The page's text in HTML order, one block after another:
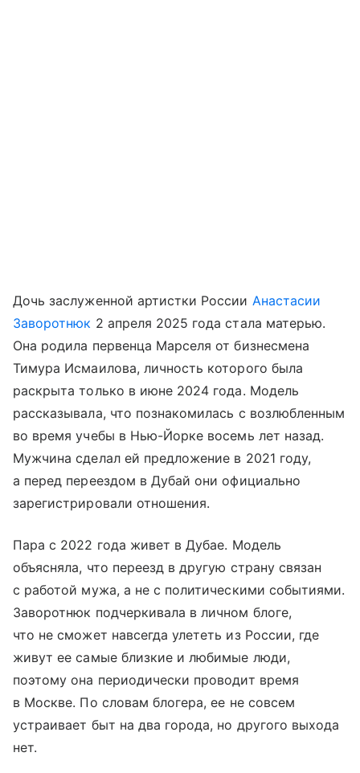
Дочь заслуженной артистки России Анастасии
Заворотнюк 2 апреля 2025 года стала матерью.
Она родила первенца Марселя от бизнесмена
Тимура Исмаилова, личность которого была
раскрыта только в июне 2024 года. Модель
рассказывала, что познакомилась с возлюбленным
во время учебы в Нью-Йорке восемь лет назад.
Мужчина сделал ей предложение в 2021 году,
а перед переездом в Дубай они официально
зарегистрировали отношения.
Пара с 2022 года живет в Дубае. Модель
объясняла, что переезд в другую страну связан
с работой мужа, а не с политическими событиями.
Заворотнюк подчеркивала в личном блоге,
что не сможет навсегда улететь из России, где
живут ее самые близкие и любимые люди,
поэтому она периодически проводит время
в Москве. По словам блогера, ее не совсем
устраивает быт на два города, но другого выхода
нет.